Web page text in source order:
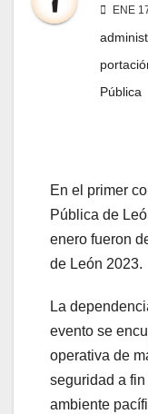
ENE
Pública
En el primer
Pública de
enero fueron
de León 2023.
La
evento se
operativa de
seguridad a
ambiente